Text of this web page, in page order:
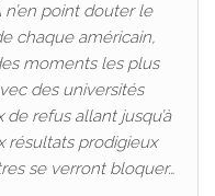
n’en point douter le
chaque américain,
moments les plus
des universités
refus allant jusqu’à
résultats prodigieux
se verront bloquer…